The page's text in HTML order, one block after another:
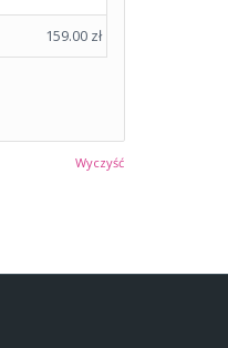
Wyczyść
159.00 zł